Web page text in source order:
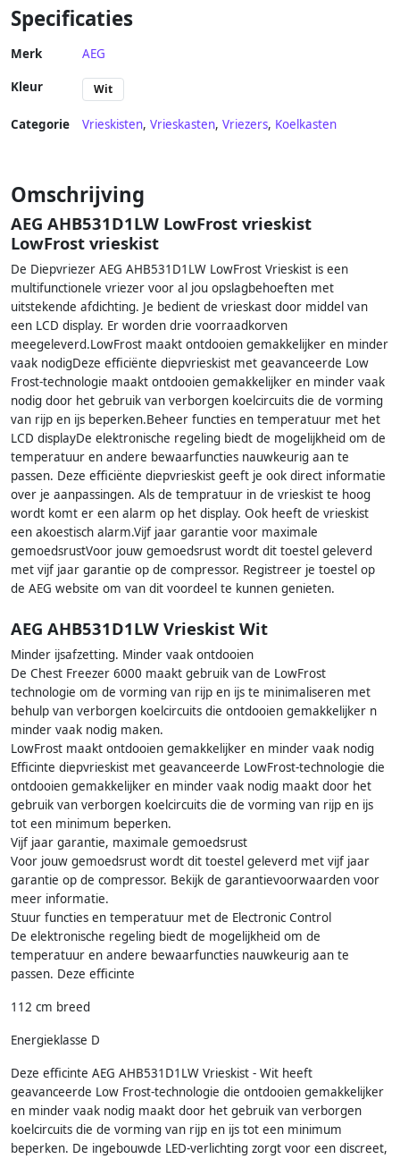
Specificaties
Merk AEG
Kleur Wit
Categorie Vrieskisten, Vrieskasten, Vriezers, Koelkasten
Omschrijving
AEG AHB531D1LW LowFrost vrieskist
LowFrost vrieskist
De Diepvriezer AEG AHB531D1LW LowFrost Vrieskist is een
multifunctionele vriezer voor al jou opslagbehoeften met
uitstekende afdichting. Je bedient de vrieskast door middel van
een LCD display. Er worden drie voorraadkorven
meegeleverd.LowFrost maakt ontdooien gemakkelijker en minder
vaak nodigDeze efficiënte diepvrieskist met geavanceerde Low
Frost-technologie maakt ontdooien gemakkelijker en minder vaak
nodig door het gebruik van verborgen koelcircuits die de vorming
van rijp en ijs beperken.Beheer functies en temperatuur met het
LCD displayDe elektronische regeling biedt de mogelijkheid om de
temperatuur en andere bewaarfuncties nauwkeurig aan te
passen. Deze efficiënte diepvrieskist geeft je ook direct informatie
over je aanpassingen. Als de tempratuur in de vrieskist te hoog
wordt komt er een alarm op het display. Ook heeft de vrieskist
een akoestisch alarm.Vijf jaar garantie voor maximale
gemoedsrustVoor jouw gemoedsrust wordt dit toestel geleverd
met vijf jaar garantie op de compressor. Registreer je toestel op
de AEG website om van dit voordeel te kunnen genieten.
AEG AHB531D1LW Vrieskist Wit
Minder ijsafzetting. Minder vaak ontdooien
De Chest Freezer 6000 maakt gebruik van de LowFrost
technologie om de vorming van rijp en ijs te minimaliseren met
behulp van verborgen koelcircuits die ontdooien gemakkelijker n
minder vaak nodig maken.
LowFrost maakt ontdooien gemakkelijker en minder vaak nodig
Efficinte diepvrieskist met geavanceerde LowFrost-technologie die
ontdooien gemakkelijker en minder vaak nodig maakt door het
gebruik van verborgen koelcircuits die de vorming van rijp en ijs
tot een minimum beperken.
Vijf jaar garantie, maximale gemoedsrust
Voor jouw gemoedsrust wordt dit toestel geleverd met vijf jaar
garantie op de compressor. Bekijk de garantievoorwaarden voor
meer informatie.
Stuur functies en temperatuur met de Electronic Control
De elektronische regeling biedt de mogelijkheid om de
temperatuur en andere bewaarfuncties nauwkeurig aan te
passen. Deze efficinte
112 cm breed
Energieklasse D
Deze efficinte AEG AHB531D1LW Vrieskist - Wit heeft
geavanceerde Low Frost-technologie die ontdooien gemakkelijker
en minder vaak nodig maakt door het gebruik van verborgen
koelcircuits die de vorming van rijp en ijs tot een minimum
beperken. De ingebouwde LED-verlichting zorgt voor een discreet,